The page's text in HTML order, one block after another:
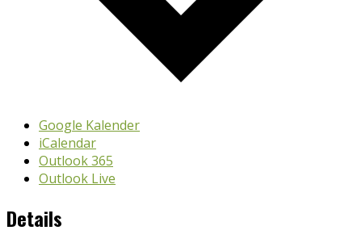
Google Kalender
iCalendar
Outlook 365
Outlook Live
Details